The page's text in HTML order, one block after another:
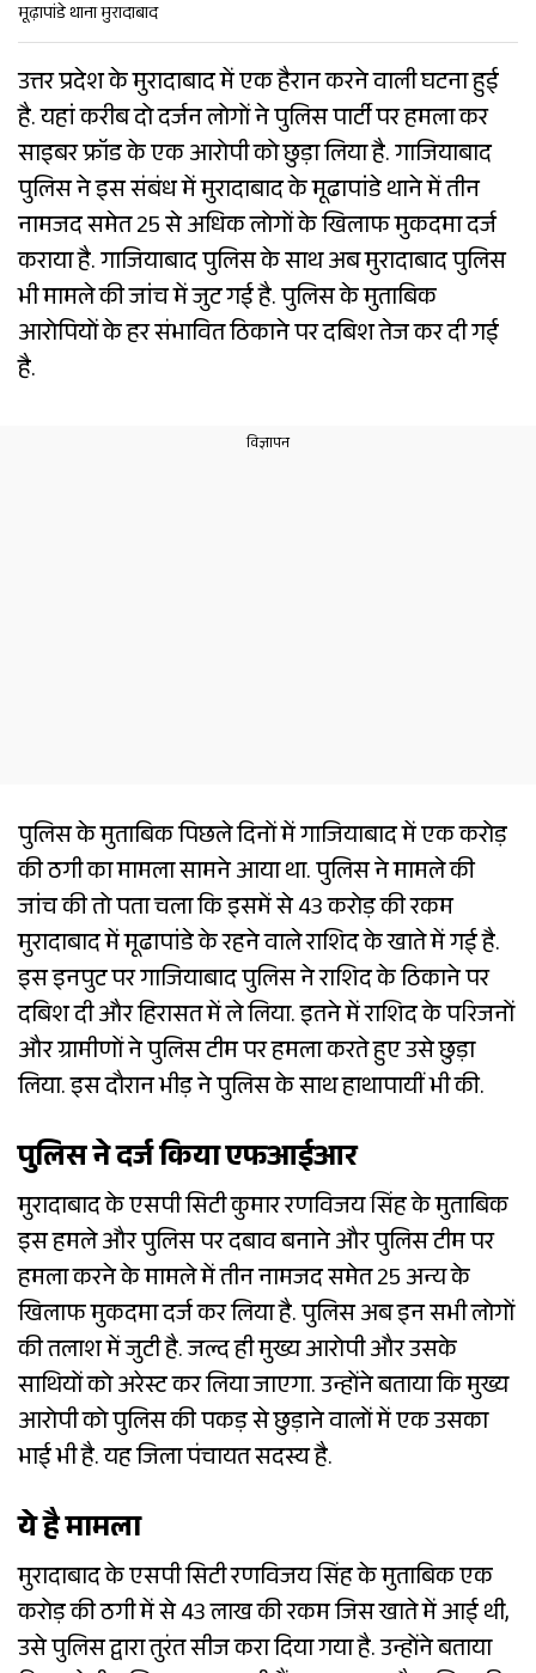
मूढ़ापांडे थाना मुरादाबाद
उत्तर प्रदेश के मुरादाबाद में एक हैरान करने वाली घटना हुई
है. यहां करीब दो दर्जन लोगों ने पुलिस पार्टी पर हमला कर
साइबर फ्रॉड के एक आरोपी को छुड़ा लिया है. गाजियाबाद
पुलिस ने इस संबंध में मुरादाबाद के मूढापांडे थाने में तीन
नामजद समेत 25 से अधिक लोगों के खिलाफ मुकदमा दर्ज
कराया है. गाजियाबाद पुलिस के साथ अब मुरादाबाद पुलिस
भी मामले की जांच में जुट गई है. पुलिस के मुताबिक
आरोपियों के हर संभावित ठिकाने पर दबिश तेज कर दी गई
है.
पुलिस के मुताबिक पिछले दिनों में गाजियाबाद में एक करोड़
की ठगी का मामला सामने आया था. पुलिस ने मामले की
जांच की तो पता चला कि इसमें से 43 करोड़ की रकम
मुरादाबाद में मूढापांडे के रहने वाले राशिद के खाते में गई है.
इस इनपुट पर गाजियाबाद पुलिस ने राशिद के ठिकाने पर
दबिश दी और हिरासत में ले लिया. इतने में राशिद के परिजनों
और ग्रामीणों ने पुलिस टीम पर हमला करते हुए उसे छुड़ा
लिया. इस दौरान भीड़ ने पुलिस के साथ हाथापायीं भी की.
पुलिस ने दर्ज किया एफआईआर
मुरादाबाद के एसपी सिटी कुमार रणविजय सिंह के मुताबिक
इस हमले और पुलिस पर दबाव बनाने और पुलिस टीम पर
हमला करने के मामले में तीन नामजद समेत 25 अन्य के
खिलाफ मुकदमा दर्ज कर लिया है. पुलिस अब इन सभी लोगों
की तलाश में जुटी है. जल्द ही मुख्य आरोपी और उसके
साथियों को अरेस्ट कर लिया जाएगा. उन्होंने बताया कि मुख्य
आरोपी को पुलिस की पकड़ से छुड़ाने वालों में एक उसका
भाई भी है. यह जिला पंचायत सदस्य है.
ये है मामला
मुरादाबाद के एसपी सिटी रणविजय सिंह के मुताबिक एक
करोड़ की ठगी में से 43 लाख की रकम जिस खाते में आई थी,
उसे पुलिस द्वारा तुरंत सीज करा दिया गया है. उन्होंने बताया